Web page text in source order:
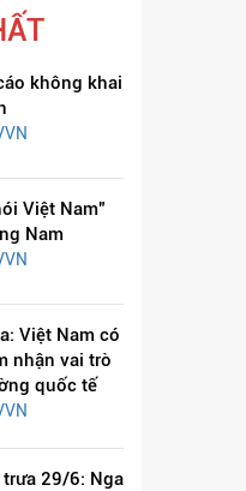
không khai
Việt Nam"
Nam
Việt Nam có
nhận vai trò
quốc tế
29/6: Nga